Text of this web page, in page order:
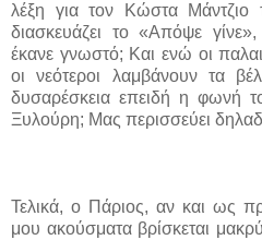
λέξη για τον Κώστα
διασκευάζει το «Απόψε
έκανε γνωστό; Και ενώ οι
οι νεότεροι λαμβάνουν τα
δυσαρέσκεια επειδή η φωνή
Ξυλούρη; Μας περισσεύει
Τελικά, ο Πάριος, αν και ως
μου ακούσματα βρίσκεται